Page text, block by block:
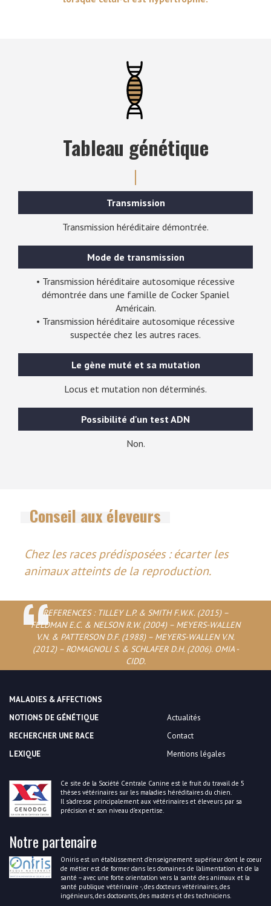
Tableau génétique
Transmission
Transmission héréditaire démontrée.
Mode de transmission
• Transmission héréditaire autosomique récessive
démontrée dans une famille de Cocker Spaniel
Américain.
• Transmission héréditaire autosomique récessive
suspectée chez les autres races.
Le gène muté et sa mutation
Locus et mutation non déterminés.
Possibilité d'un test ADN
Non.
Conseil aux éleveurs
Chez les races prédisposées : écarter les
animaux atteints de la reproduction.
REFERENCES : TILLEY L.P. & SMITH F.W.K. (2015) –
FELDMAN E.C. & NELSON R.W. (2004) – MEYERS-WALLEN
V.N. & PATTERSON D.F. (1988) – MEYERS-WALLEN V.N.
(2012) – ROMAGNOLI S. & SCHLAFER D.H. (2006). OMIA -
CIDD.
MALADIES & AFFECTIONS
NOTIONS DE GÉNÉTIQUE
RECHERCHER UNE RACE
LEXIQUE
Actualités
Contact
Mentions légales
Ce site de la Société Centrale Canine est le fruit du travail de 5
thèses vétérinaires sur les maladies héréditaires du chien.
Il s’adresse principalement aux vétérinaires et éleveurs par sa
précision et son niveau d’expertise.
Notre partenaire
Oniris est un établissement d’enseignement supérieur dont le coeur
de métier est de former dans les domaines de l’alimentation et de la
santé – avec une forte orientation vers la santé des animaux et la
santé publique vétérinaire -, des docteurs vétérinaires, des
ingénieurs, des doctorants, des masters et des techniciens.